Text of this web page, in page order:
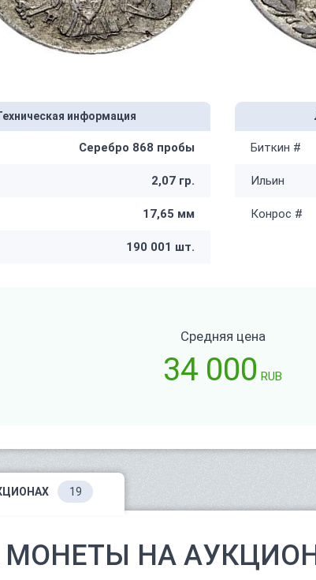
информация
Серебро 868 пробы
2,07 гр.
17,65 мм
190 001 шт.
Биткин #
Ильин
Конрос #
Средняя цена
34 000 RUB
19
МОНЕТЫ НА